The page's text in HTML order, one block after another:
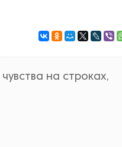
на строках,